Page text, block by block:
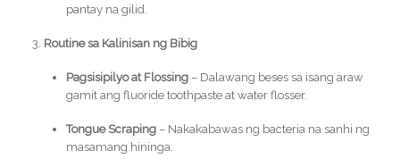
pantay na gilid.
Routine sa Kalinisan ng Bibig
Pagsisipilyo at Flossing– Dalawang beses sa isang araw
gamit ang fluoride toothpaste at water flosser.
Tongue Scraping– Nakakabawas ng bacteria na sanhi ng
masamang hininga.